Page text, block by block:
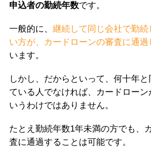
申込者の勤続年数です。
一般的に、 継続して同じ会社で勤
い方が、カードローンの審査に通過
います。
しかし、だからといって、何十年
ている人でなければ、カードローン
いうわけではありません。
たとえ勤続年数1年未満の方でも、
査に通過することは可能です。